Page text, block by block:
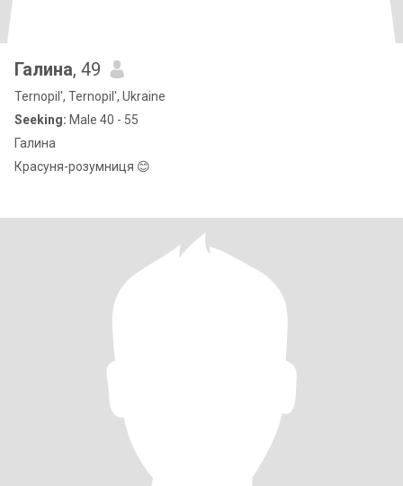
Галина, 49
Ternopil', Ternopil', Ukraine
Seeking: Male 40 - 55
Галина
Красуня-розумниця 😊